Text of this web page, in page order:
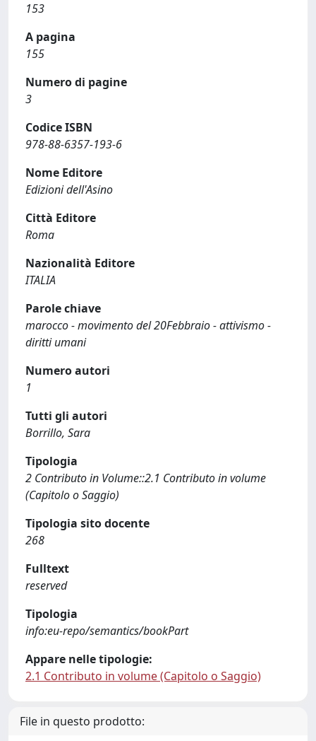
153
A pagina
155
Numero di pagine
3
Codice ISBN
978-88-6357-193-6
Nome Editore
Edizioni dell'Asino
Città Editore
Roma
Nazionalità Editore
ITALIA
Parole chiave
marocco - movimento del 20Febbraio - attivismo -
diritti umani
Numero autori
1
Tutti gli autori
Borrillo, Sara
Tipologia
2 Contributo in Volume::2.1 Contributo in volume
(Capitolo o Saggio)
Tipologia sito docente
268
Fulltext
reserved
Tipologia
info:eu-repo/semantics/bookPart
Appare nelle tipologie:
2.1 Contributo in volume (Capitolo o Saggio)
File in questo prodotto: